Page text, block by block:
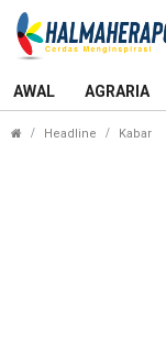
AWAL AGRARIA
Headline Kabar